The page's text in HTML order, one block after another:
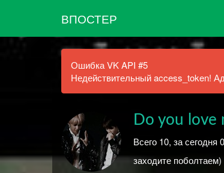
ВПОСТЕР
Ошибка VK API #5
Недействительный access_token!
Do you love
Всего 10, за сегодня
заходите поболтаем)